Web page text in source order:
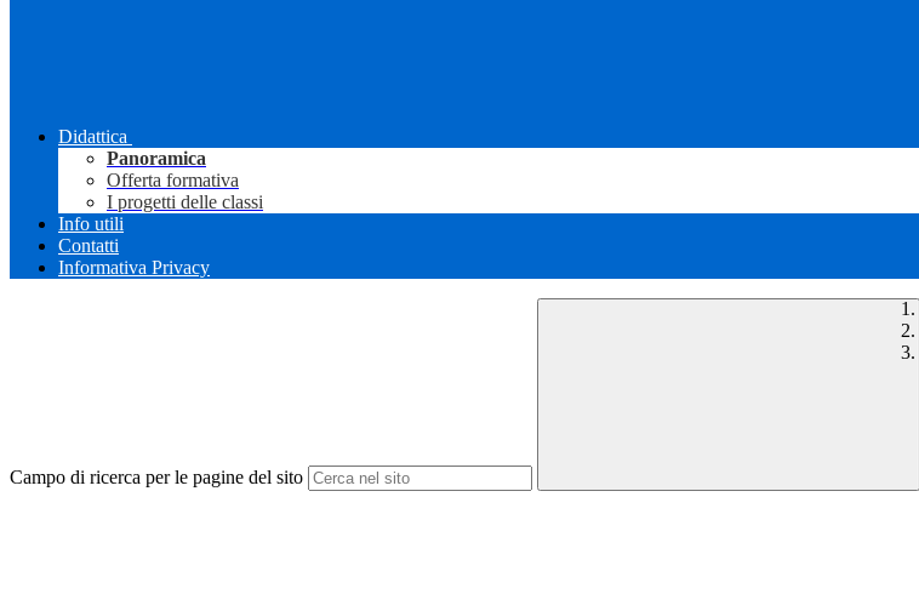
Didattica
Panoramica
Offerta formativa
I progetti delle classi
Info utili
Contatti
Informativa Privacy
Campo di ricerca per le pagine del sito